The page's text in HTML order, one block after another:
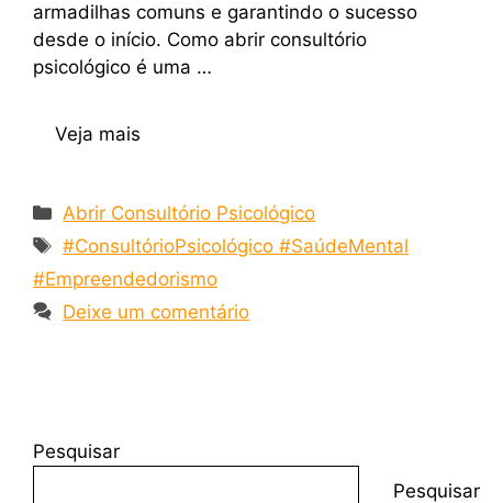
armadilhas comuns e garantindo o sucesso
desde o início. Como abrir consultório
psicológico é uma …
Veja mais
Abrir Consultório Psicológico
#ConsultórioPsicológico #SaúdeMental
#Empreendedorismo
Deixe um comentário
Pesquisar
Pesquisar